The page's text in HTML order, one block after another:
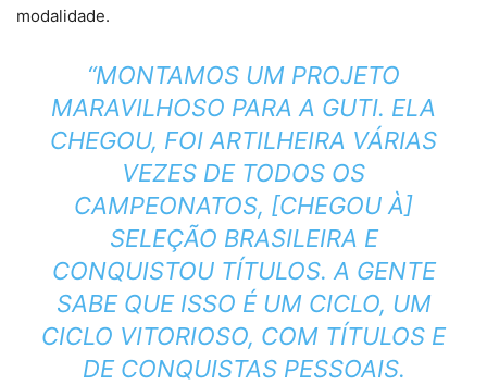
modalidade.
“MONTAMOS UM PROJETO
MARAVILHOSO PARA A GUTI. ELA
CHEGOU, FOI ARTILHEIRA VÁRIAS
VEZES DE TODOS OS
CAMPEONATOS, [CHEGOU À]
SELEÇÃO BRASILEIRA E
CONQUISTOU TÍTULOS. A GENTE
SABE QUE ISSO É UM CICLO, UM
CICLO VITORIOSO, COM TÍTULOS E
DE CONQUISTAS PESSOAIS.